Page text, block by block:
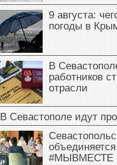
9 августа:
погоды в
В
работников
отрасли
В Севастополе идут
#МЫВМЕСТЕ